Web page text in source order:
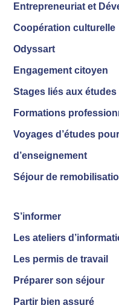
Entrepreneuriat et
Coopération culturelle
Odyssart
Engagement citoyen
Stages liés aux études
Formations
Voyages d’études
d’enseignement
Séjour de
S’informer
Les ateliers
Les permis de travail
Préparer son séjour
Partir bien assuré